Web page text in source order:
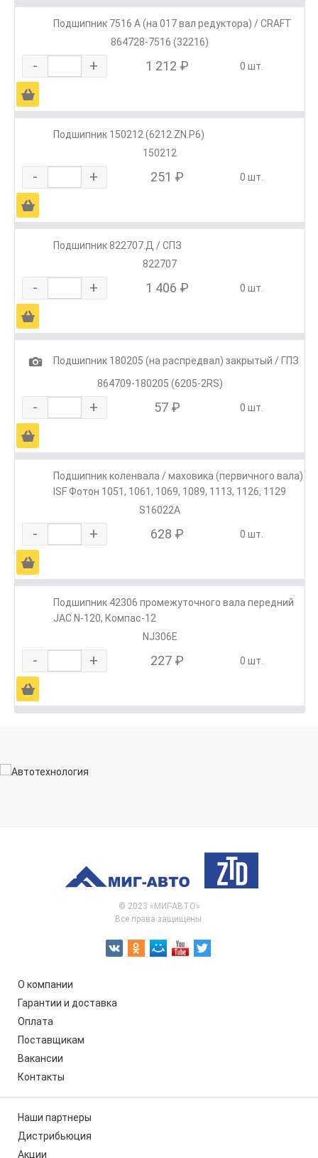
Подшипник 7516 А (на 017 вал редуктора) / CRAFT
864728-7516 (32216)
- + 1 212 ₽ 0 шт.
Ä
Подшипник 150212 (6212.ZN.P6)
150212
- + 251 ₽ 0 шт.
Ä
Подшипник 822707.Д / СПЗ
822707
- + 1 406 ₽ 0 шт.
Ä
1
Подшипник 180205 (на распредвал) закрытый / ГПЗ
864709-180205 (6205-2RS)
- + 57 ₽ 0 шт.
Ä
Подшипник коленвала / маховика (первичного вала)
ISF Фотон 1051, 1061, 1069, 1089, 1113, 1126, 1129
S16022A
- + 628 ₽ 0 шт.
Ä
Подшипник 42306 промежуточного вала передний
JAC N-120, Компас-12
NJ306E
- + 227 ₽ 0 шт.
Ä
© 2023 «МИГ-АВТО»
Все права защищены.
О компании
Гарантии и доставка
Оплата
Поставщикам
Вакансии
Контакты
Наши партнеры
Дистрибьюция
Акции